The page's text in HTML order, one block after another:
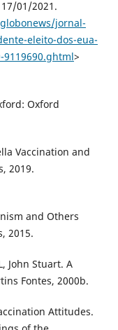
01/2021.
jornal-
eleito-dos-eua-
>
Oxford
Vaccination and
2019.
and Others
2015.
John Stuart. A
Fontes, 2000b.
Attitudes.